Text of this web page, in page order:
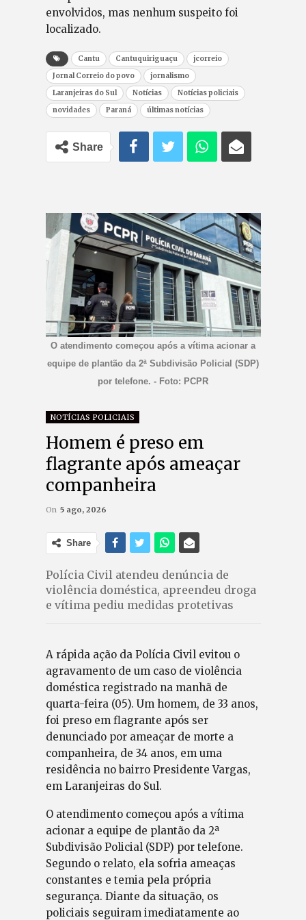
envolvidos, mas nenhum suspeito foi
localizado.
Cantu Cantuquiriguaçu
jcorreio
Jornal Correio do povo
jornalismo
Laranjeiras do Sul
Notícias
Notícias policiais
novidades
Paraná últimas notícias
Share
O atendimento começou após a vítima acionar a
equipe de plantão da 2ª Subdivisão Policial (SDP)
por telefone. - Foto: PCPR
NOTÍCIAS POLICIAIS
Homem é preso em
flagrante após ameaçar
companheira
On 5 ago, 2026
Share
Polícia Civil atendeu denúncia de
violência doméstica, apreendeu droga
e vítima pediu medidas protetivas
A rápida ação da Polícia Civil evitou o
agravamento de um caso de violência
doméstica registrado na manhã de
quarta-feira (05). Um homem, de 33 anos,
foi preso em flagrante após ser
denunciado por ameaçar de morte a
companheira, de 34 anos, em uma
residência no bairro Presidente Vargas,
em Laranjeiras do Sul.
O atendimento começou após a vítima
acionar a equipe de plantão da 2ª
Subdivisão Policial (SDP) por telefone.
Segundo o relato, ela sofria ameaças
constantes e temia pela própria
segurança. Diante da situação, os
policiais seguiram imediatamente ao